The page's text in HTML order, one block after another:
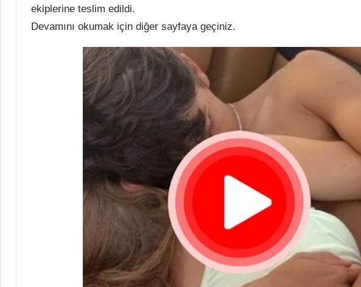
ekiplerine teslim edildi.
Devamını okumak için diğer sayfaya geçiniz.